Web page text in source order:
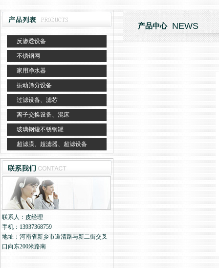
反渗透设备
不锈钢网
家用净水器
振动筛分设备
过滤设备、滤芯
离子交换设备、混床
玻璃钢罐不锈钢罐
超滤膜、超滤器、超滤设备
联系人：皮经理
手机：13937368759
地址：河南省新乡市道清路与新二街交叉
口向东200米路南
产品中心 NEWS